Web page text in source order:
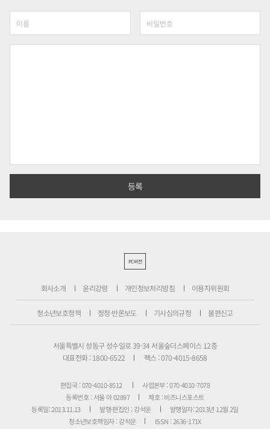
PC버전
회사소개 윤리강령 개인정보처리방침 이용자위원회
청소년보호정책 정정·반론보도 기사심의규정 불편신고
서울특별시 성동구 성수일로 39-34 서울숲더스페이스 12층
대표전화 : 1800-6522
팩스 : 070-4015-8658
편집국 : 070-4010-8512
사업본부 : 070-4010-7078
등록번호 : 서울 아 02897
제호 : 비즈니스포스트
등록일: 2013.11.13
발행·편집인 : 강석운
발행일자: 2013년 12월 2일
청소년보호책임자 : 강석운
ISSN : 2636-171X